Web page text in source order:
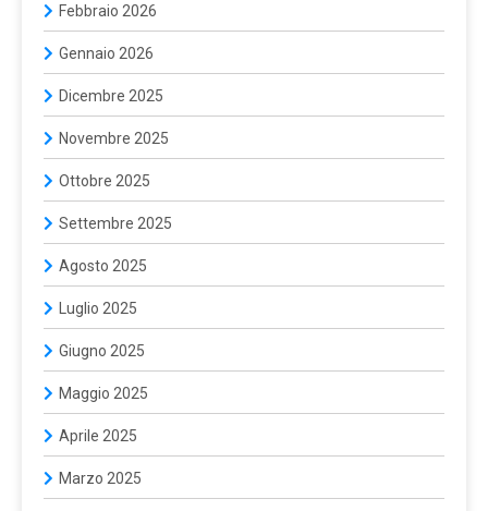
Febbraio 2026
Gennaio 2026
Dicembre 2025
Novembre 2025
Ottobre 2025
Settembre 2025
Agosto 2025
Luglio 2025
Giugno 2025
Maggio 2025
Aprile 2025
Marzo 2025